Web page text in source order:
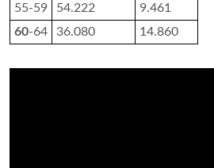
55-59
54.222
9.461
60-64 36.080 14.860